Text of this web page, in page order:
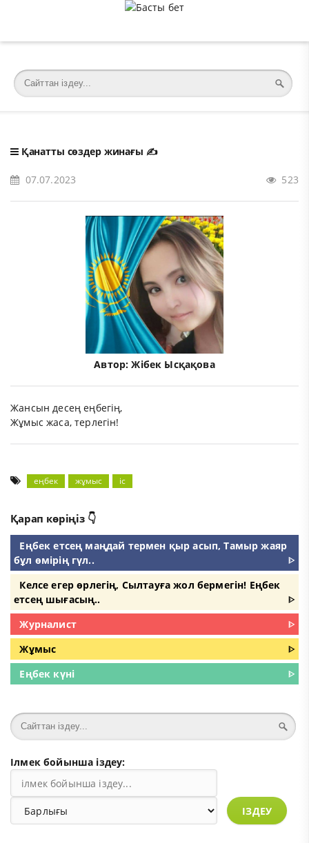
Қанатты сөздер жинағы ✍️
07.07.2023 523
Автор:Жібек Ысқақова
Жансын десең еңбегің,
Жұмыс жаса, терлегін!
еңбек жұмыс іс
Қарап көріңіз 👇
Еңбек етсең маңдай термен қыр асып, Тамыр жаяр
бұл өмірің гүл..
ᐈ
Келсе егер өрлегің, Сылтауға жол бермегін! Еңбек
етсең шығасың..
ᐈ
Журналист
ᐈ
Жұмыс
ᐈ
Еңбек күні
ᐈ
Ілмек бойынша іздеу:
ІЗДЕУ